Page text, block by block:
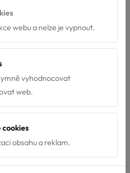
webu a nelze je vypnout.
vyhodnocovat
web.
obsahu a reklam.